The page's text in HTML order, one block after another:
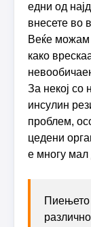
едни од
внесете во
Веќе можам
како
За некој со
инсулин
проблем,
цедени
е многу мал
Пиењето